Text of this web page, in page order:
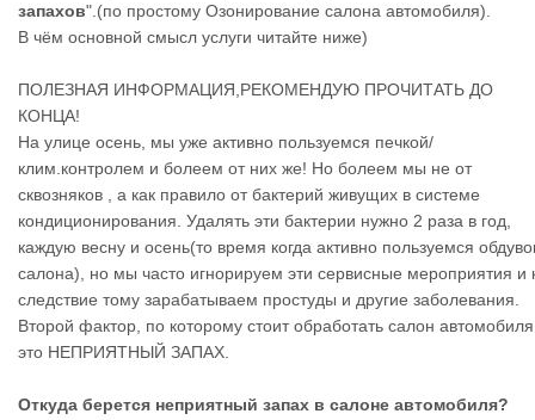
запахов".(по простому Озонирование салона автомобиля).
В чём основной смысл услуги читайте ниже)
ПОЛЕЗНАЯ ИНФОРМАЦИЯ,РЕКОМЕНДУЮ ПРОЧИТАТЬ ДО
КОНЦА!
На улице осень, мы уже активно пользуемся печкой/
клим.контролем и болеем от них же! Но болеем мы не от
сквозняков , а как правило от бактерий живущих в системе
кондиционирования. Удалять эти бактерии нужно 2 раза в год,
каждую весну и осень(то время когда активно пользуемся
салона), но мы часто игнорируем эти сервисные мероприятия и
следствие тому зарабатываем простуды и другие заболевания.
Второй фактор, по которому стоит обработать салон
это НЕПРИЯТНЫЙ ЗАПАХ.
Откуда берется неприятный запах в салоне автомобиля?